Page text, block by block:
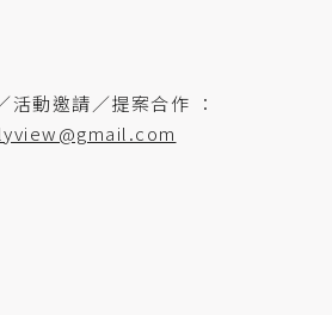
活動邀請／提案合作 ：